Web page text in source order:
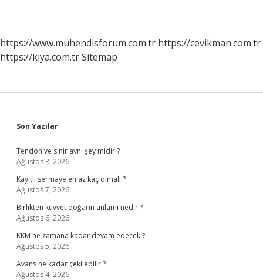
https://www.muhendisforum.com.tr https://cevikman.com.tr
https://kiya.com.trSitemap
Sidebar
Son Yazılar
Tendon ve sinir aynı şey midir ?
Ağustos 8, 2026
Kayıtlı sermaye en az kaç olmalı ?
Ağustos 7, 2026
Birlikten kuvvet doğarın anlamı nedir ?
Ağustos 6, 2026
KKM ne zamana kadar devam edecek ?
Ağustos 5, 2026
Avans ne kadar çekilebilir ?
Ağustos 4, 2026